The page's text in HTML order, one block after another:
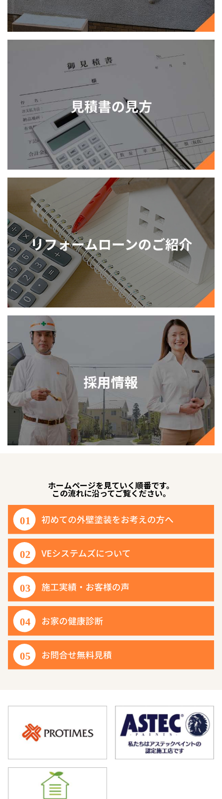
ホームページを見ていく順番です。
この流れに沿ってご覧ください。